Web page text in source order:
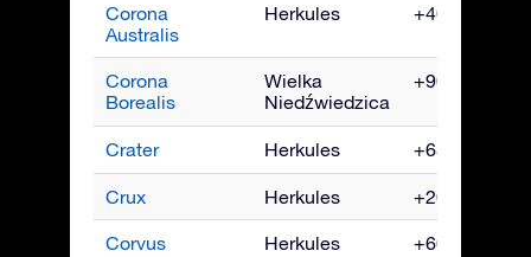
Corona
Australis
Herkules +40° do -90°
Corona
Borealis
Wielka
Niedźwiedzica
+90° do -50°
Crater Herkules +65° do -90°
Crux Herkules +20° do -90°
Corvus Herkules +60° do -90°